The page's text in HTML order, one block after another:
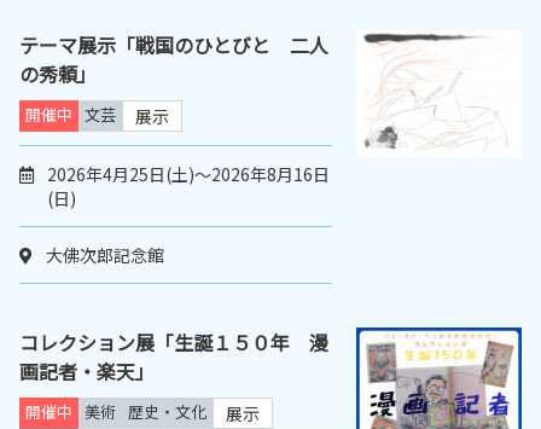
テーマ展示「戦国のひとびと 二人
の秀頼」
開催中 文芸 展示
2026年4月25日(土)～2026年8月16日
(日)
大佛次郎記念館
コレクション展「生誕１５０年 漫
画記者・楽天」
開催中 美術 歴史・文化 展示